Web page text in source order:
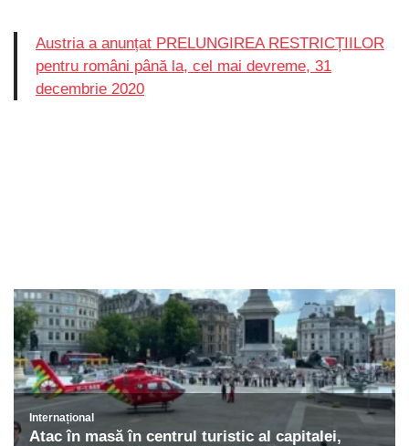
Austria a anunțat PRELUNGIREA RESTRICȚIILOR
pentru români până la, cel mai devreme, 31
decembrie 2020